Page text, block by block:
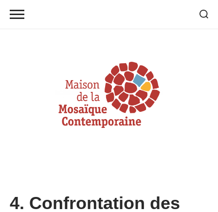
4. Confrontation des